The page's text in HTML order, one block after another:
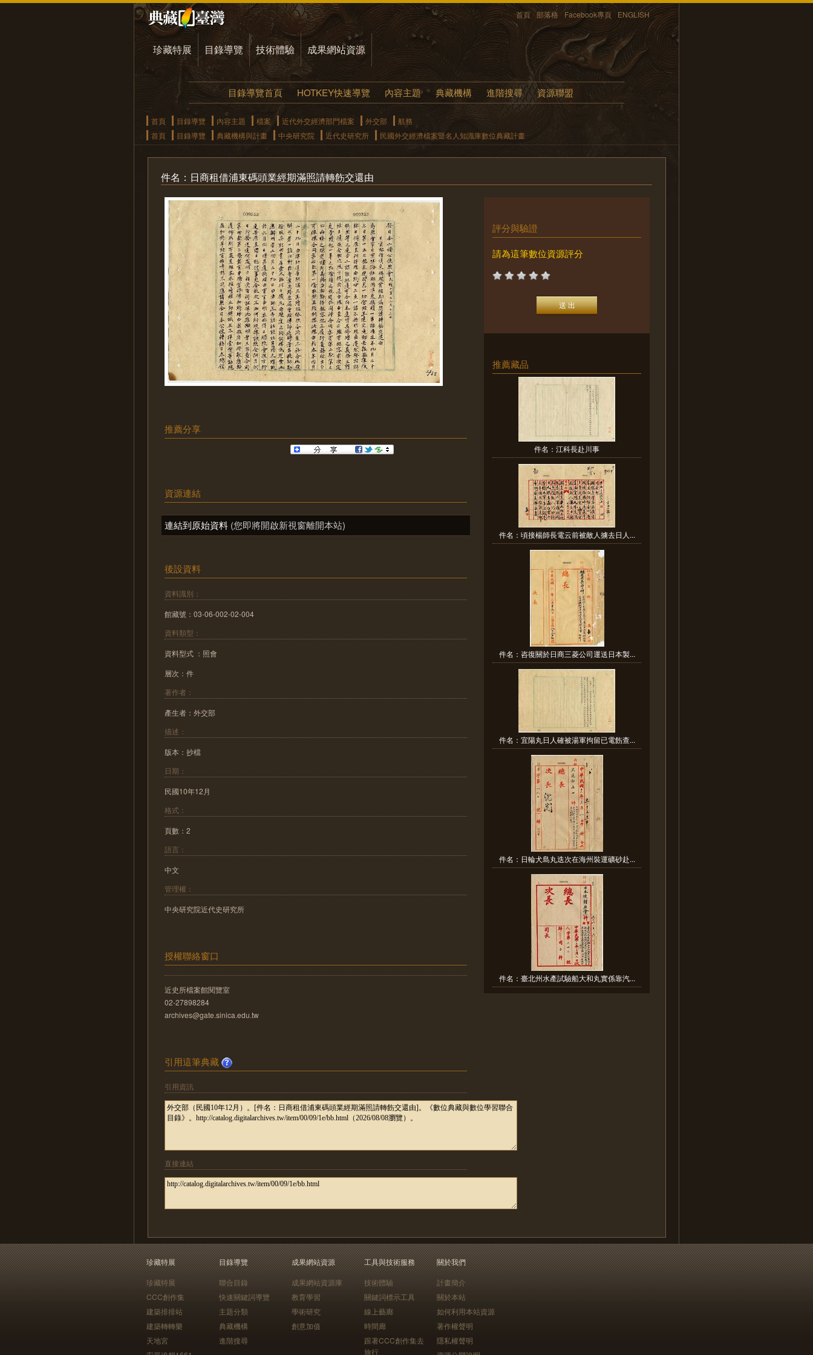
首頁 部落格 Facebook專頁 ENGLISH
珍藏特展 目錄導覽 技術體驗 成果網站資源
目錄導覽首頁 HOTKEY快速導覽 內容主題 典藏機構 進階搜尋 資源聯盟
首頁 目錄導覽 內容主題 檔案 近代外交經濟部門檔案 外交部
航務
首頁
目錄導覽 典藏機構與計畫 中央研究院 近代史研究所 民國外交經濟檔案暨名人知識庫數位典藏計畫
件名：日商租借浦東碼頭業經期滿照請轉飭交還由
推薦分享
資源連結
連結到原始資料 (您即將開啟新視窗離開本站)
後設資料
資料識別：
館藏號：03-06-002-02-004
資料類型：
資料型式 ：照會
層次：件
著作者：
產生者：外交部
描述：
版本：抄檔
日期：
民國10年12月
格式：
頁數：2
語言：
中文
管理權：
中央研究院近代史研究所
授權聯絡窗口
近史所檔案館閱覽室
02-27898284
archives@gate.sinica.edu.tw
引用這筆典藏
引用資訊
直接連結
評分與驗證
請為這筆數位資源評分
推薦藏品
件名：江科長赴川事
件名：頃接楊師長電云前被敵人擄去日人...
件名：咨復關於日商三菱公司運送日本製...
件名：宜陽丸日人確被湯軍拘留已電飭查...
件名：日輪犬島丸迭次在海州裝運礦砂赴...
件名：臺北州水產試驗船大和丸實係靠汽...
珍藏特展
珍藏特展
CCC創作集
建築排排站
建築轉轉樂
天地宮
目錄導覽
聯合目錄
快速關鍵詞導覽
主題分類
典藏機構
進階搜尋
成果網站資源
成果網站資源庫
教育學習
學術研究
創意加值
工具與技術服務
技術體驗
關鍵詞標示工具
線上藝廊
時間廊
跟著CCC創作集去
旅行
關於我們
計畫簡介
關於本站
如何利用本站資源
著作權聲明
隱私權聲明